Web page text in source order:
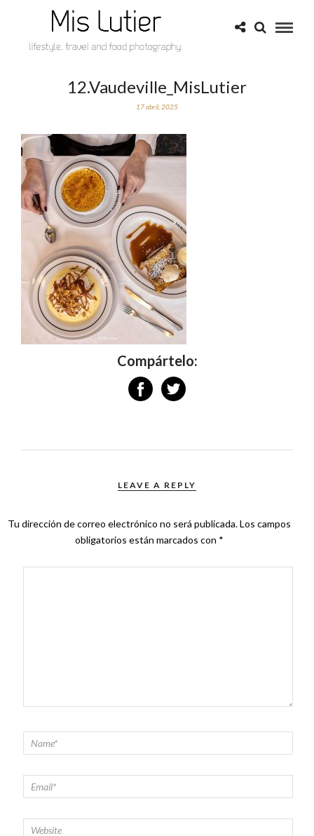
12.Vaudeville_MisLutier
17 abril, 2025
Compártelo:
LEAVE A REPLY
Tu dirección de correo electrónico no será publicada.Los campos
obligatorios están marcados con *